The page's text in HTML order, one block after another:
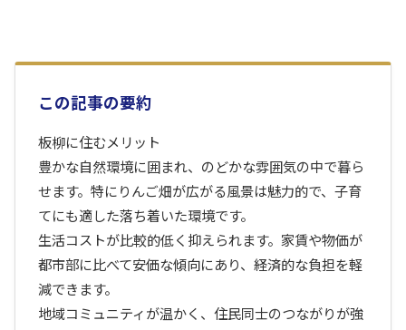
この記事の要約
板柳に住むメリット
豊かな自然環境に囲まれ、のどかな雰囲気の中で暮ら
せます。特にりんご畑が広がる風景は魅力的で、子育
てにも適した落ち着いた環境です。
生活コストが比較的低く抑えられます。家賃や物価が
都市部に比べて安価な傾向にあり、経済的な負担を軽
減できます。
地域コミュニティが温かく、住民同士のつながりが強